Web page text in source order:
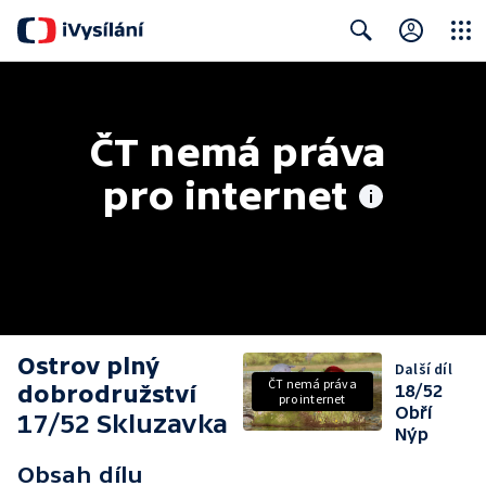
ČT nemá práva
pro internet
Ostrov plný
dobrodružství
17/52 Skluzavka
Obsah dílu
ČT nemá práva
pro internet
Další díl
18/52
Obří
Nýp